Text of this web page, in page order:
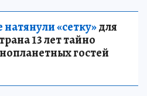
«сетку»для
13 лет тайно
гостей